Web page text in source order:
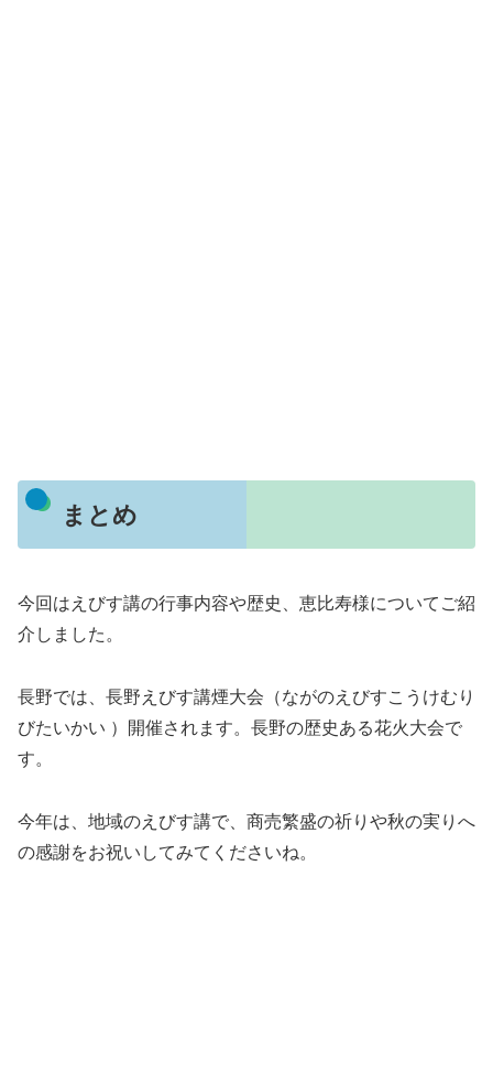
まとめ
今回はえびす講の行事内容や歴史、恵比寿様についてご紹
介しました。
長野では、長野えびす講煙大会（ながのえびすこうけむり
びたいかい ）開催されます。長野の歴史ある花火大会で
す。
今年は、地域のえびす講で、商売繁盛の祈りや秋の実りへ
の感謝をお祝いしてみてくださいね。